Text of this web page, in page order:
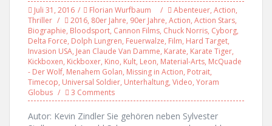
Juli 31, 2016 Florian Wurfbaum Abenteuer, Action,
Thriller
2016, 80er Jahre, 90er Jahre, Action, Action Stars,
Biographie, Bloodsport, Cannon Films, Chuck Norris, Cyborg,
Delta Force, Dolph Lungren, Feuerwalze, Film, Hard Target,
Invasion USA, Jean Claude Van Damme, Karate, Karate Tiger,
Kickboxen, Kickboxer, Kino, Kult, Leon, Material-Arts, McQuade
- Der Wolf, Menahem Golan, Missing in Action, Potrait,
Timecop, Universal Soldier, Unterhaltung, Video, Yoram
Globus
3 Comments
Autor: Kevin Zindler Sie gehören neben Sylvester